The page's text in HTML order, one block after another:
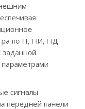
по П, ПИ, ПД
заданной
сигналы
передней панели